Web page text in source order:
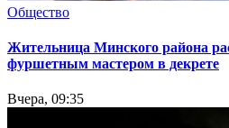
Общество
Жительница Минского района
фуршетным мастером в декрете
Вчера, 09:35